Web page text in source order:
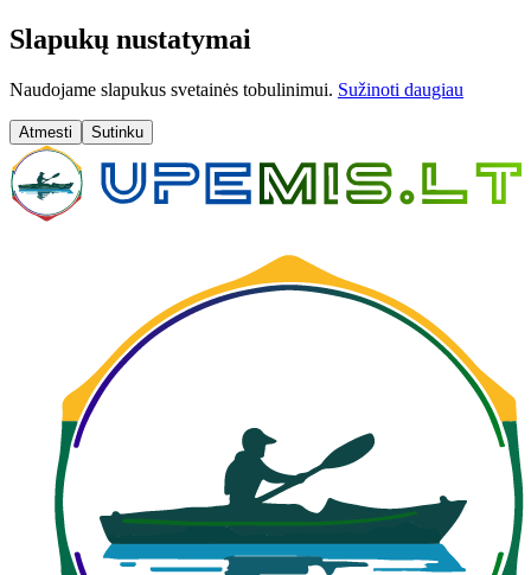
Slapukų nustatymai
Naudojame slapukus svetainės tobulinimui. Sužinoti daugiau
Atmesti Sutinku